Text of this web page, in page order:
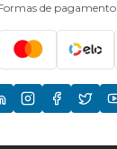
de pagamento